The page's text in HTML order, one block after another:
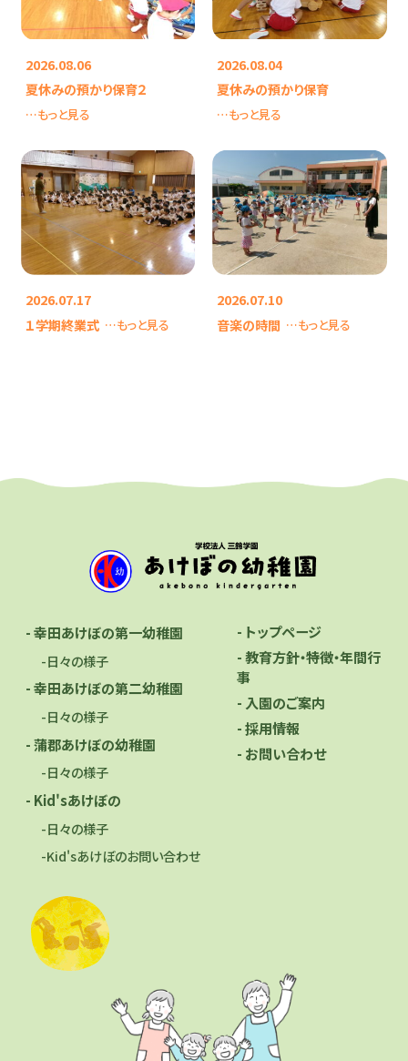
2026.08.06
夏休みの預かり保育２
…もっと見る
2026.08.04
夏休みの預かり保育
…もっと見る
2026.07.17
１学期終業式 …もっと見る
2026.07.10
音楽の時間 …もっと見る
- 幸田あけぼの第一幼稚園
-日々の様子
- 幸田あけぼの第二幼稚園
-日々の様子
- 蒲郡あけぼの幼稚園
-日々の様子
- Kid'sあけぼの
-日々の様子
-Kid'sあけぼのお問い合わせ
- トップページ
- 教育方針・特徴・年間行
事
- 入園のご案内
- 採用情報
- お問い合わせ